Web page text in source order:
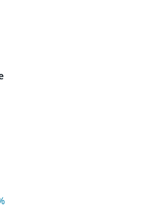
con IVA 22%